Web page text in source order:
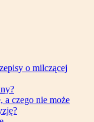
o milczącej
a czego nie może